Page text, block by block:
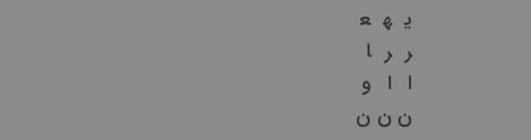
ی
ر
ا
ن
ه
ر
ا
ن
ع
ا
و
ن